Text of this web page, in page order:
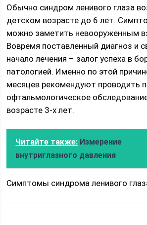
Обычно синдром ленивого глаза
детском возрасте до 6 лет.
можно заметить невооруженным
Вовремя поставленный диагноз и
начало лечения – залог успеха в
патологией. Именно по этой
месяцев рекомендуют проводить
офтальмологическое
возрасте 3-х лет.
Читайте также: Измерение
внутриглазного давления
Симптомы синдрома ленивого